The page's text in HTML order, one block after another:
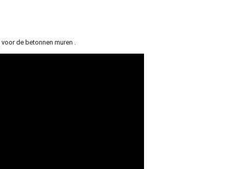
de betonnen muren .